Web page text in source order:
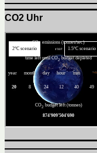
CO2 Uhr